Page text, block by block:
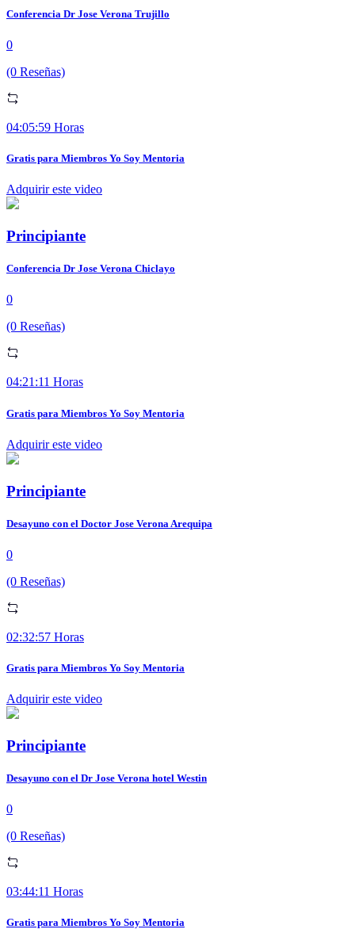
Conferencia Dr Jose Verona Trujillo
0
(0 Reseñas)
04:05:59 Horas
Gratis para Miembros Yo Soy Mentoria
Adquirir este video
Principiante
Conferencia Dr Jose Verona Chiclayo
0
(0 Reseñas)
04:21:11 Horas
Gratis para Miembros Yo Soy Mentoria
Adquirir este video
Principiante
Desayuno con el Doctor Jose Verona Arequipa
0
(0 Reseñas)
02:32:57 Horas
Gratis para Miembros Yo Soy Mentoria
Adquirir este video
Principiante
Desayuno con el Dr Jose Verona hotel Westin
0
(0 Reseñas)
03:44:11 Horas
Gratis para Miembros Yo Soy Mentoria